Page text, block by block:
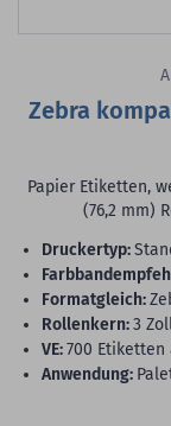
Zebra
Papier Etiketten,
(76,2 mm)
Druckertyp:
Formatgleich:
Rollenkern:3
VE:700
Anwendung: